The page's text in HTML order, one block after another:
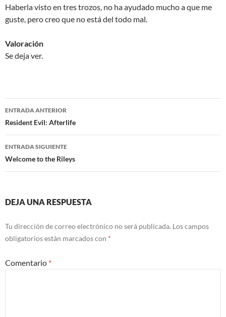
Haberla visto en tres trozos, no ha ayudado mucho a que me
guste, pero creo que no está del todo mal.
Valoración
Se deja ver.
Navegación
de
entradas
ENTRADA ANTERIOR
Resident Evil: Afterlife
ENTRADA SIGUIENTE
Welcome to the Rileys
DEJA UNA RESPUESTA
Tu dirección de correo electrónico no será publicada. Los campos
obligatorios están marcados con *
Comentario *